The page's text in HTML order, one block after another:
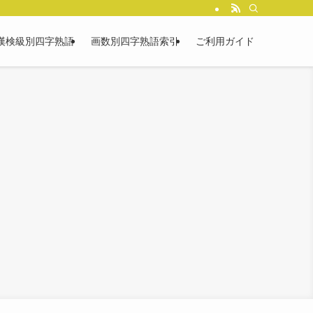
検級別四字熟語 画数別四字熟語索引 ご利用ガイド